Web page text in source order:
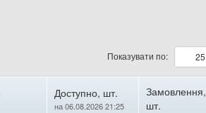
Показувати по: 25
Доступно, шт.
на 06.08.2026 21:25
Замовлення,
шт.